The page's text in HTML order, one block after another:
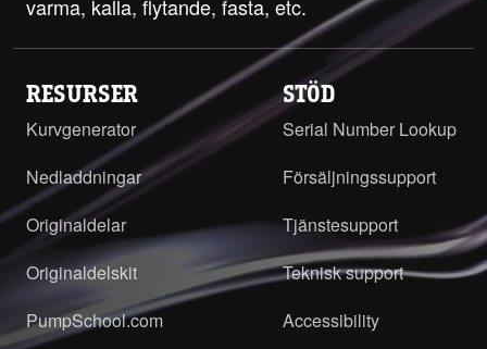
varma, kalla, flytande, fasta, etc.
RESURSER
Kurvgenerator
Nedladdningar
Originaldelar
Originaldelskit
PumpSchool.com
STÖD
Serial Number Lookup
Försäljningssupport
Tjänstesupport
Teknisk support
Accessibility